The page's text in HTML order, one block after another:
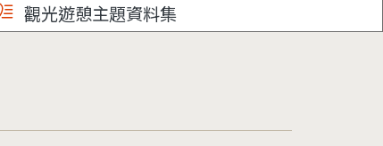
觀光遊憩主題資料集